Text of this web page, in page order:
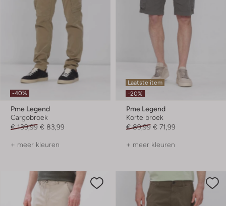
-40%
Pme Legend
Cargobroek
€ 139,99 € 83,99
+ meer kleuren
Laatste item
-20%
Pme Legend
Korte broek
€ 89,99 € 71,99
+ meer kleuren